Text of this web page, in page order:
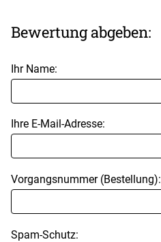
Bewertung abgeben:
Ihr Name:
Ihre E-Mail-Adresse:
Vorgangsnummer (Bestellung):
Spam-Schutz: